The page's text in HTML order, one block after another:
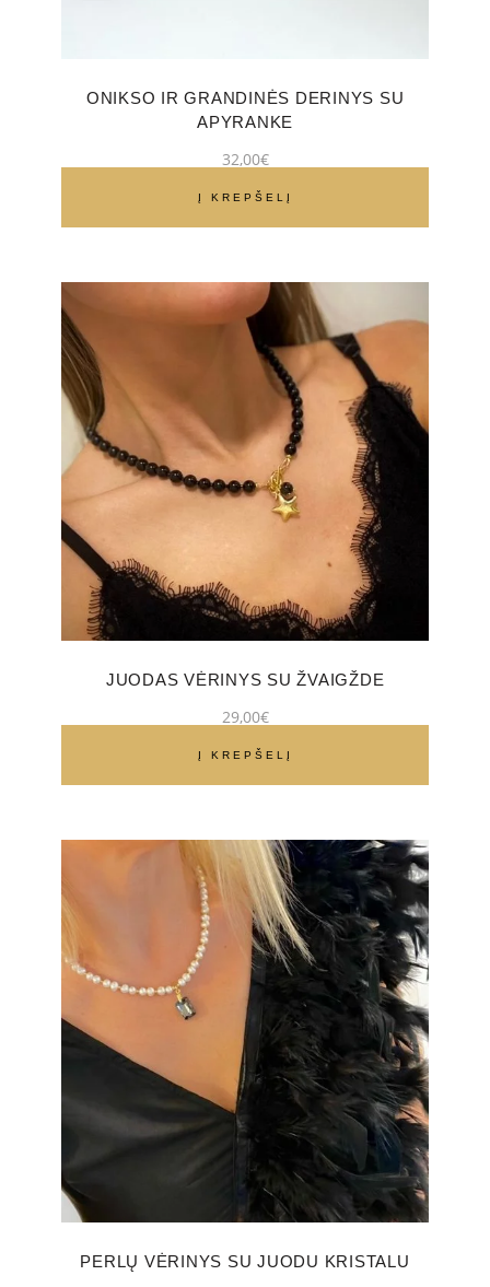
ONIKSO IR GRANDINĖS DERINYS SU
APYRANKE
32,00€
Į KREPŠELĮ
JUODAS VĖRINYS SU ŽVAIGŽDE
29,00€
Į KREPŠELĮ
PERLŲ VĖRINYS SU JUODU KRISTALU